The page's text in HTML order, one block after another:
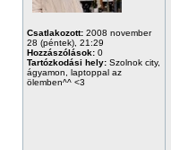
Csatlakozott: 2008 november
28 (péntek), 21:29
Hozzászólások: 0
Tartózkodási hely: Szolnok city,
ágyamon, laptoppal az
ölemben^^ <3